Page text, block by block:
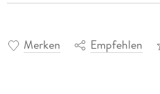
Merken Empfehlen